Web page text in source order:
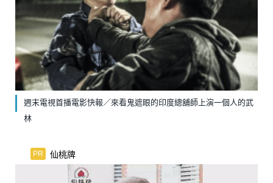
週末電視首播電影快報／來看鬼遮眼的印度總舖師上演一個人的武
林
PR 仙桃牌